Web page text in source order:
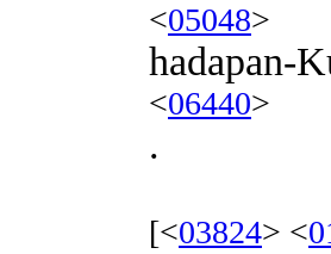
<05048>
hadapan-
<06440>
.
[<03824> <